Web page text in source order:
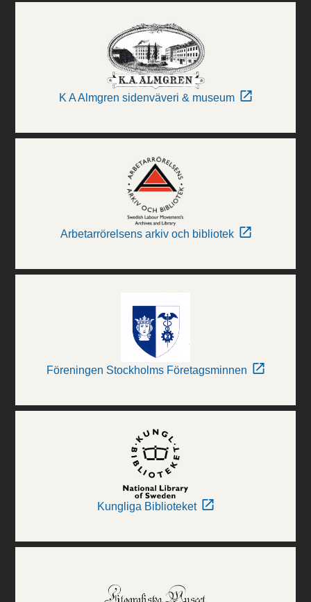
K A Almgren sidenväveri & museum
Arbetarrörelsens arkiv och bibliotek
Föreningen Stockholms Företagsminnen
Kungliga Biblioteket